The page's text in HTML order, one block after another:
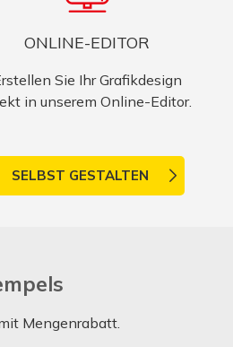
ONLINE-EDITOR
Sie Ihr Grafikdesign
in unserem Online-Editor.
SELBST GESTALTEN
Mengenrabatt.